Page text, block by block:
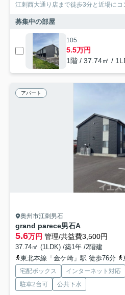
江刺西大通り店まで徒歩3分と近場にコ
募集中の部屋
105
5.5万円
1階 / 37.74㎡ /
アパート
奥州市江刺男石
grand parece男石A
5.6万円 管理/共益費3,500円
37.74㎡ (1LDK) /築1年 /2階建
東北本線「金ケ崎」駅 徒歩76分
宅配ボックス インターネット対応
駐車2台可
公共下水